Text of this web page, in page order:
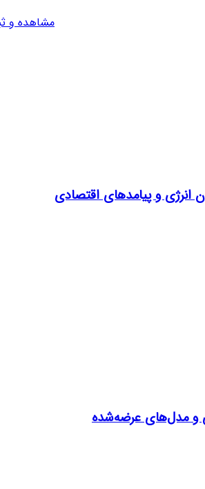
و پیامدهای اقتصادی
و مدل‌های عرضه‌شده
مشاهده و